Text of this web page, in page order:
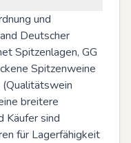
und
Deutscher
Spitzenlagen, GG
Spitzenweine
breitere
Käufer sind
für Lagerfähigkeit